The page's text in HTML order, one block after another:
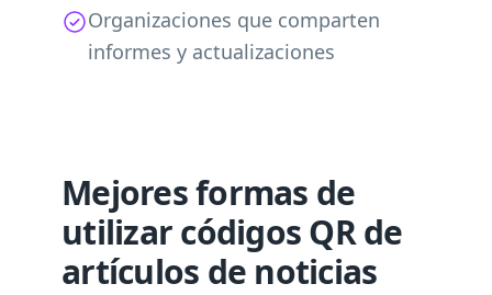
Organizaciones que comparten
informes y actualizaciones
Mejores formas de
utilizar códigos QR de
artículos de noticias